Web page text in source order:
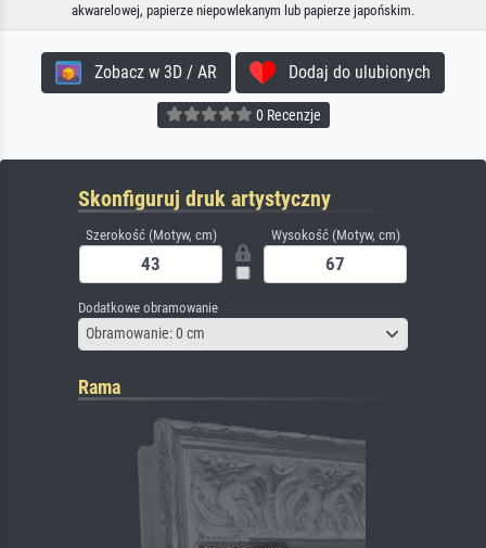
akwarelowej, papierze niepowlekanym lub papierze japońskim.
Zobacz w 3D / AR Dodaj do ulubionych
0 Recenzje
Skonfiguruj druk artystyczny
Szerokość (Motyw, cm) Wysokość (Motyw, cm)
Dodatkowe obramowanie
Obramowanie: 0 cm
Rama